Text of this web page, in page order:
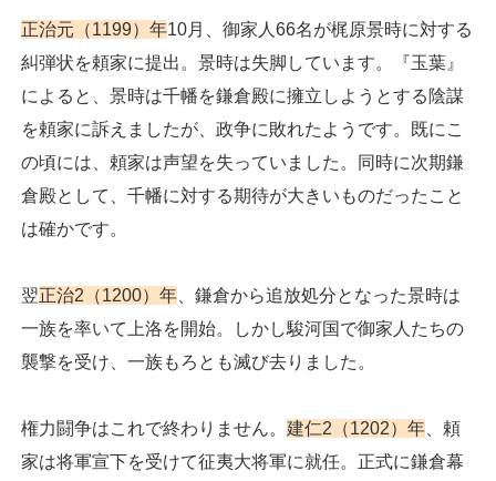
正治元（1199）年10月、御家人66名が梶原景時に対する
糾弾状を頼家に提出。景時は失脚しています。『玉葉』
によると、景時は千幡を鎌倉殿に擁立しようとする陰謀
を頼家に訴えましたが、政争に敗れたようです。既にこ
の頃には、頼家は声望を失っていました。同時に次期鎌
倉殿として、千幡に対する期待が大きいものだったこと
は確かです。
翌正治2（1200）年 、鎌倉から追放処分となった景時は
一族を率いて上洛を開始。しかし駿河国で御家人たちの
襲撃を受け、一族もろとも滅び去りました。
権力闘争はこれで終わりません。 建仁2（1202）年 、頼
家は将軍宣下を受けて征夷大将軍に就任。正式に鎌倉幕